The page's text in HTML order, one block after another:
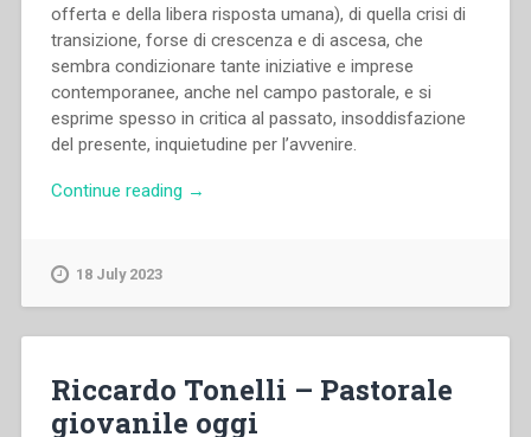
offerta e della libera risposta umana), di quella crisi di
transizione, forse di crescenza e di ascesa, che
sembra condizionare tante iniziative e imprese
contemporanee, anche nel campo pastorale, e si
esprime spesso in critica al passato, insoddisfazione
del presente, inquietudine per l’avvenire.
Continue reading “Pietro
teoria
e
→
18 July 2023
Riccardo Tonelli – Pastorale
giovanile oggi